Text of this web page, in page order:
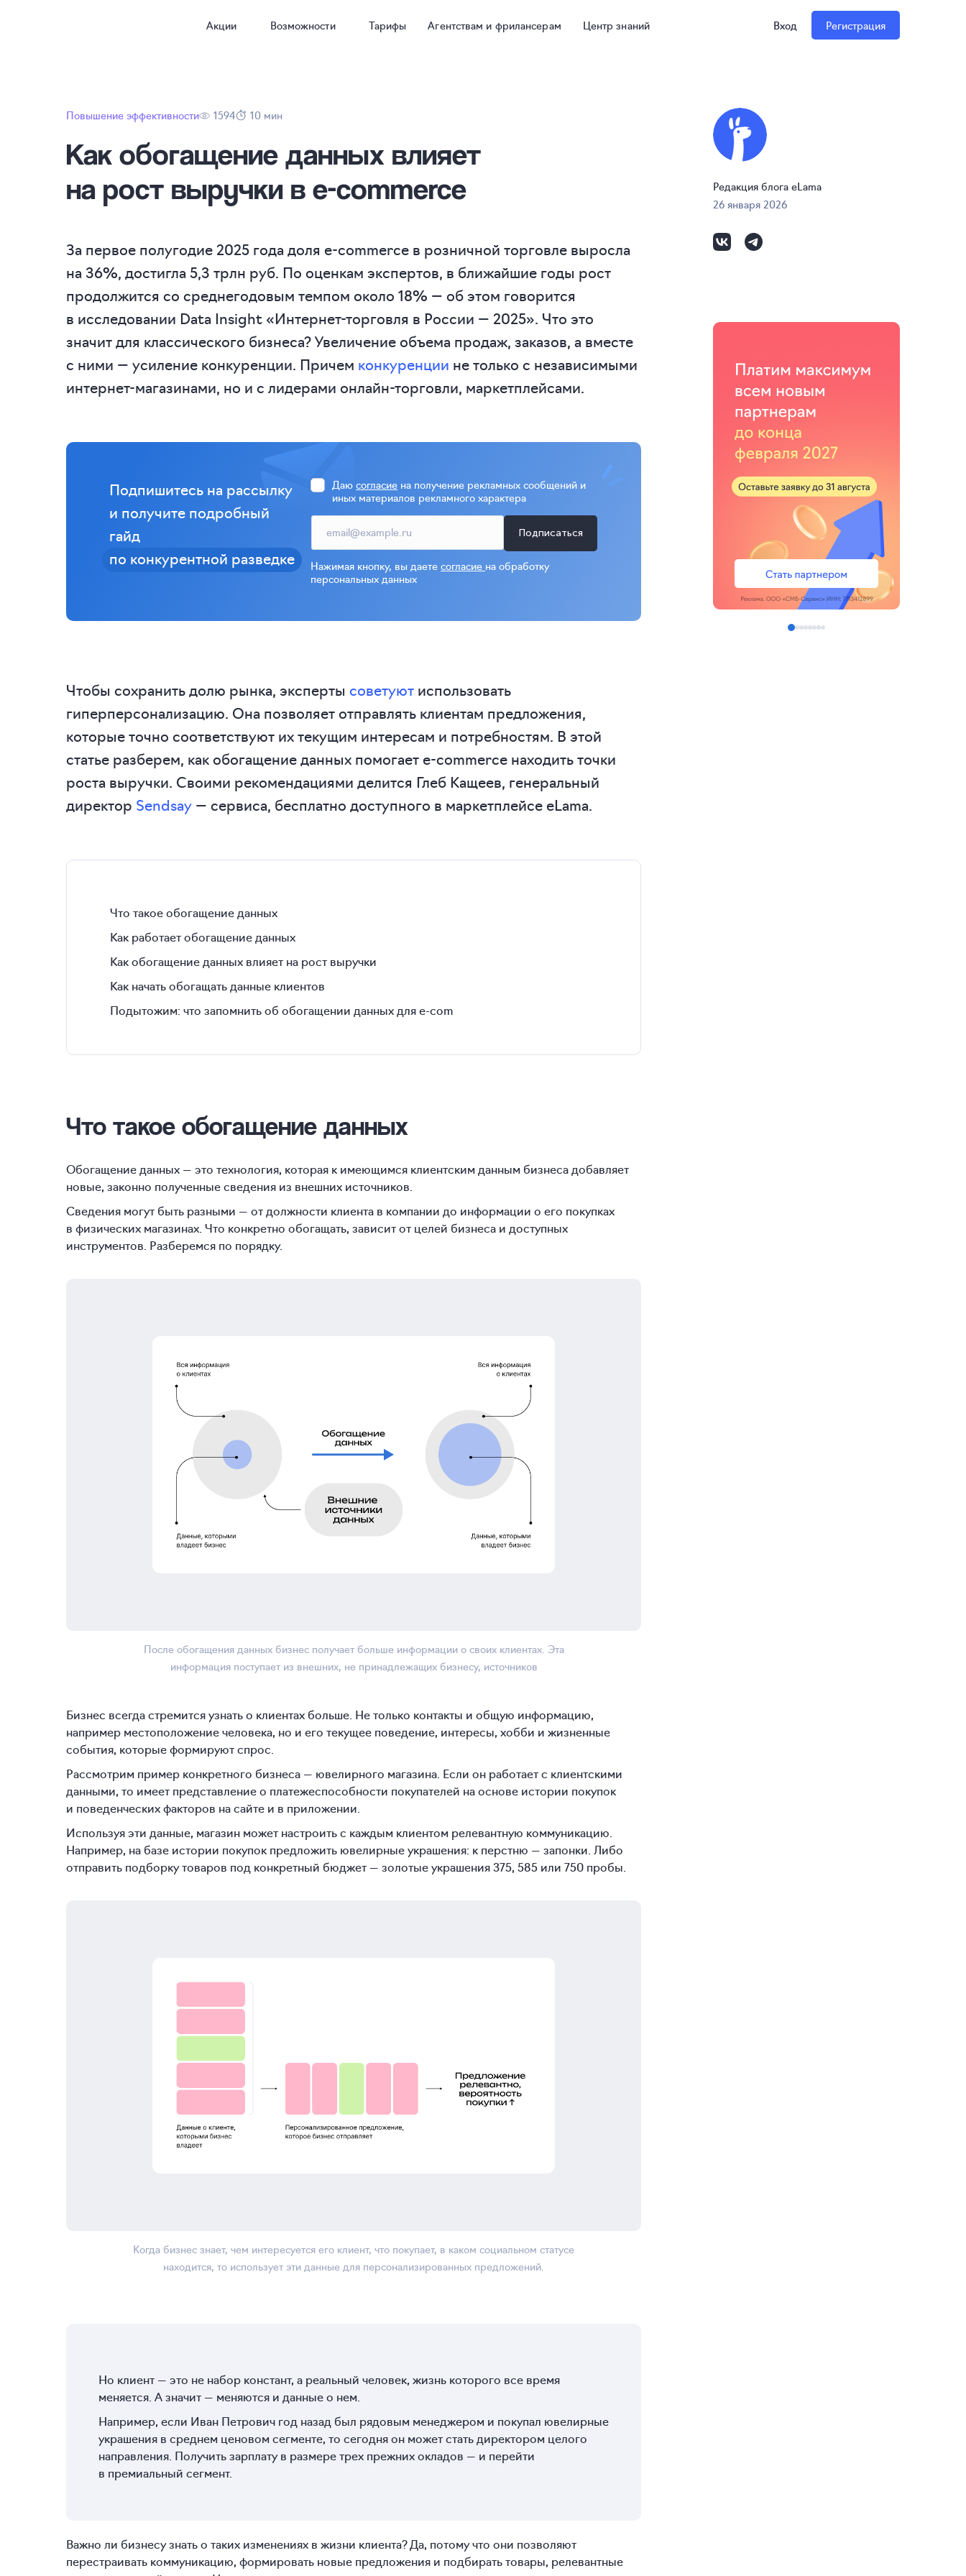
Акции Возможности Тарифы Агентствам и фрилансерам Центр знаний Вход Регистрация
Повышение эффективности 1594 10 мин
Как обогащение данных влияет
на рост выручки вe-commerce
За первое полугодие 2025 года доля e-commerce в розничной торговле выросла
на 36%, достигла 5,3 трлн руб. По оценкам экспертов, в ближайшие годы рост
продолжится со среднегодовым темпом около 18% — об этом говорится
в исследовании Data Insight «Интернет-торговля в России — 2025». Что это
значит для классического бизнеса? Увеличение объема продаж, заказов, а вместе
с ними — усиление конкуренции. Причем конкуренции не только с независимыми
интернет-магазинами, но и с лидерами онлайн-торговли, маркетплейсами.
Подпишитесь на рассылку
и получите подробный
гайд
по конкурентной разведке
Даю согласие на получение рекламных сообщений и
иных материалов рекламного характера
Подписаться
Нажимая кнопку, вы даете согласие на обработку
персональных данных
Чтобы сохранить долю рынка, эксперты советуют использовать
гиперперсонализацию. Она позволяет отправлять клиентам предложения,
которые точно соответствуют их текущим интересам и потребностям. В этой
статье разберем, как обогащение данных помогает e-commerce находить точки
роста выручки. Своими рекомендациями делится Глеб Кащеев, генеральный
директор Sendsay — сервиса, бесплатно доступного в маркетплейсе eLama.
Что такое обогащение данных
Как работает обогащение данных
Как обогащение данных влияет на рост выручки
Как начать обогащать данные клиентов
Подытожим: что запомнить об обогащении данных для e-com
Что такое обогащение данных
Обогащение данных — это технология, которая к имеющимся клиентским данным бизнеса добавляет
новые, законно полученные сведения из внешних источников.
Сведения могут быть разными — от должности клиента в компании до информации о его покупках
в физических магазинах. Что конкретно обогащать, зависит от целей бизнеса и доступных
инструментов. Разберемся по порядку.
После обогащения данных бизнес получает больше информации о своих клиентах. Эта
информация поступает из внешних, не принадлежащих бизнесу, источников
Бизнес всегда стремится узнать о клиентах больше. Не только контакты и общую информацию,
например местоположение человека, но и его текущее поведение, интересы, хобби и жизненные
события, которые формируют спрос.
Рассмотрим пример конкретного бизнеса — ювелирного магазина. Если он работает с клиентскими
данными, то имеет представление о платежеспособности покупателей на основе истории покупок
и поведенческих факторов на сайте и в приложении.
Используя эти данные, магазин может настроить с каждым клиентом релевантную коммуникацию.
Например, на базе истории покупок предложить ювелирные украшения: к перстню — запонки. Либо
отправить подборку товаров под конкретный бюджет — золотые украшения 375, 585 или 750 пробы.
Когда бизнес знает, чем интересуется его клиент, что покупает, в каком социальном статусе
находится, то использует эти данные для персонализированных предложений.
Но клиент — это не набор констант, а реальный человек, жизнь которого все время
меняется. А значит — меняются и данные о нем.
Например, если Иван Петрович год назад был рядовым менеджером и покупал ювелирные
украшения в среднем ценовом сегменте, то сегодня он может стать директором целого
направления. Получить зарплату в размере трех прежних окладов — и перейти
в премиальный сегмент.
Важно ли бизнесу знать о таких изменениях в жизни клиента? Да, потому что они позволяют
перестраивать коммуникацию, формировать новые предложения и подбирать товары, релевантные
Редакция блога eLama
26 января 2026